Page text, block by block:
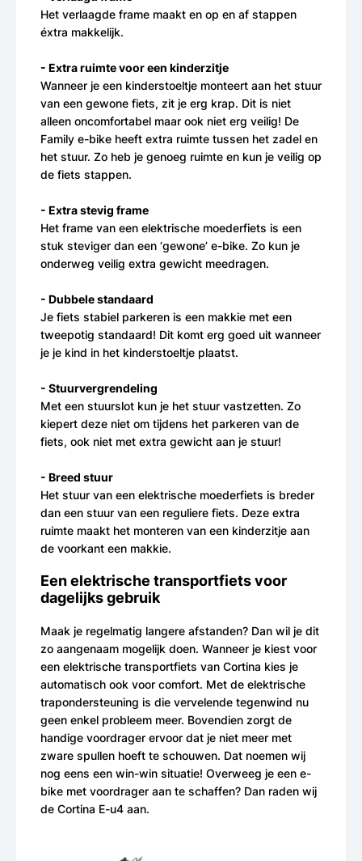
Het verlaagde frame maakt en op en af stappen
éxtra makkelijk.
- Extra ruimte voor een kinderzitje
Wanneer je een kinderstoeltje monteert aan het stuur
van een gewone fiets, zit je erg krap. Dit is niet
alleen oncomfortabel maar ook niet erg veilig! De
Family e-bike heeft extra ruimte tussen het zadel en
het stuur. Zo heb je genoeg ruimte en kun je veilig op
de fiets stappen.
- Extra stevig frame
Het frame van een elektrische moederfiets is een
stuk steviger dan een ‘gewone’ e-bike. Zo kun je
onderweg veilig extra gewicht meedragen.
- Dubbele standaard
Je fiets stabiel parkeren is een makkie met een
tweepotig standaard! Dit komt erg goed uit wanneer
je je kind in het kinderstoeltje plaatst.
- Stuurvergrendeling
Met een stuurslot kun je het stuur vastzetten. Zo
kiepert deze niet om tijdens het parkeren van de
fiets, ook niet met extra gewicht aan je stuur!
- Breed stuur
Het stuur van een elektrische moederfiets is breder
dan een stuur van een reguliere fiets. Deze extra
ruimte maakt het monteren van een kinderzitje aan
de voorkant een makkie.
Een elektrische transportfiets voor
dagelijks gebruik
Maak je regelmatig langere afstanden? Dan wil je dit
zo aangenaam mogelijk doen. Wanneer je kiest voor
een elektrische transportfiets van Cortina kies je
automatisch ook voor comfort. Met de elektrische
trapondersteuning is die vervelende tegenwind nu
geen enkel probleem meer. Bovendien zorgt de
handige voordrager ervoor dat je niet meer met
zware spullen hoeft te schouwen. Dat noemen wij
nog eens een win-win situatie! Overweeg je een e-
bike met voordrager aan te schaffen? Dan raden wij
de Cortina E-u4 aan.